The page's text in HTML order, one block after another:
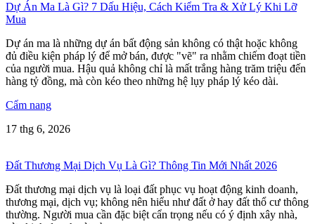
Dự Án Ma Là Gì? 7 Dấu Hiệu, Cách Kiểm Tra & Xử Lý Khi Lỡ
Mua
Dự án ma là những dự án bất động sản không có thật hoặc không
đủ điều kiện pháp lý để mở bán, được "vẽ" ra nhằm chiếm đoạt tiền
của người mua. Hậu quả không chỉ là mất trắng hàng trăm triệu đến
hàng tỷ đồng, mà còn kéo theo những hệ lụy pháp lý kéo dài.
Cẩm nang
17 thg 6, 2026
Đất Thương Mại Dịch Vụ Là Gì? Thông Tin Mới Nhất 2026
Đất thương mại dịch vụ là loại đất phục vụ hoạt động kinh doanh,
thương mại, dịch vụ; không nên hiểu như đất ở hay đất thổ cư thông
thường. Người mua cần đặc biệt cẩn trọng nếu có ý định xây nhà,